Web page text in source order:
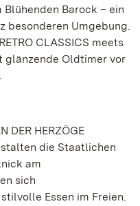
Barock – ein
besonderen Umgebung.
CLASSICS meets
glänzende Oldtimer vor
DER HERZÖGE
die Staatlichen
am
sich
Essen im Freien.